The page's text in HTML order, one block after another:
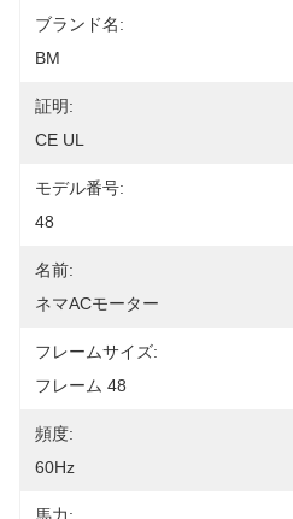
ブランド名:
BM
証明:
CE UL
モデル番号:
48
名前:
ネマACモーター
フレームサイズ:
フレーム 48
頻度:
60Hz